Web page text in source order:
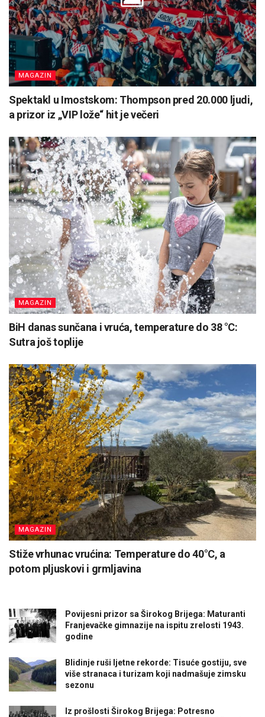
MAGAZIN
Spektakl u Imostskom: Thompson pred 20.000 ljudi,
a prizor iz „VIP lože“ hit je večeri
MAGAZIN
BiH danas sunčana i vruća, temperature do 38 °C:
Sutra još toplije
MAGAZIN
Stiže vrhunac vrućina: Temperature do 40°C, a
potom pljuskovi i grmljavina
Povijesni prizor sa Širokog Brijega: Maturanti
Franjevačke gimnazije na ispitu zrelosti 1943.
godine
Blidinje ruši ljetne rekorde: Tisuće gostiju, sve
više stranaca i turizam koji nadmašuje zimsku
sezonu
Iz prošlosti Širokog Brijega: Potresno